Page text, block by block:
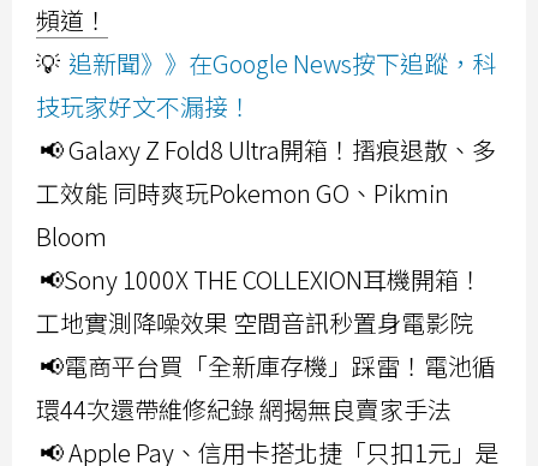
頻道！
💡 追新聞》》在Google News按下追蹤，科
技玩家好文不漏接！
📢 Galaxy Z Fold8 Ultra開箱！摺痕退散、多
工效能 同時爽玩Pokemon GO、Pikmin
Bloom
📢Sony 1000X THE COLLEXION耳機開箱！
工地實測降噪效果 空間音訊秒置身電影院
📢電商平台買「全新庫存機」踩雷！電池循
環44次還帶維修紀錄 網揭無良賣家手法
📢 Apple Pay、信用卡搭北捷「只扣1元」是